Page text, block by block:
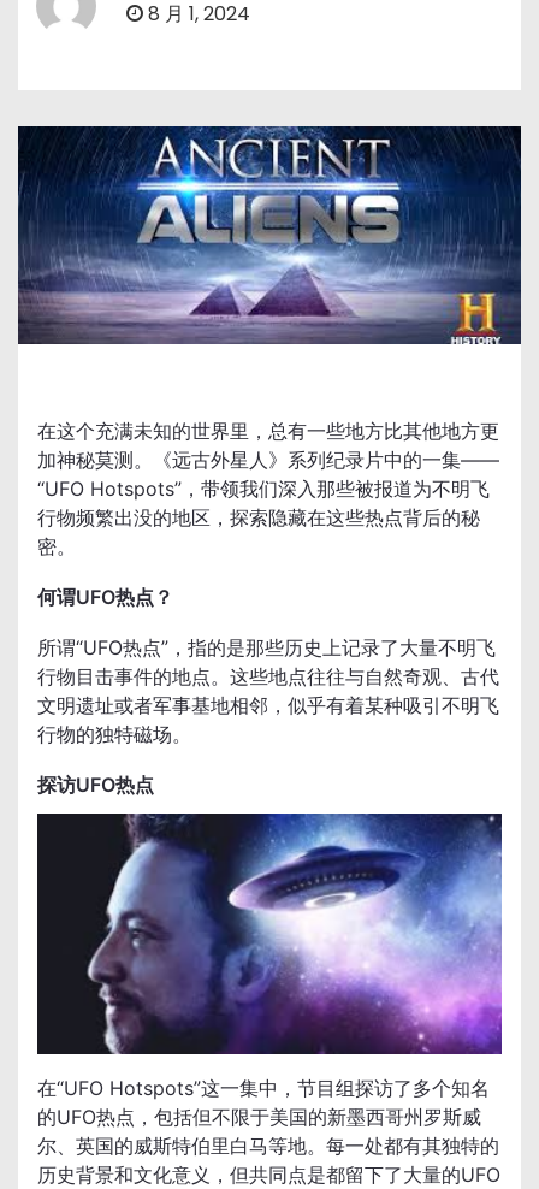
8 月 1, 2024
在这个充满未知的世界里，总有一些地方比其他地方更
加神秘莫测。《远古外星人》系列纪录片中的一集——
“UFO Hotspots”，带领我们深入那些被报道为不明飞
行物频繁出没的地区，探索隐藏在这些热点背后的秘
密。
何谓UFO热点？
所谓“UFO热点”，指的是那些历史上记录了大量不明飞
行物目击事件的地点。这些地点往往与自然奇观、古代
文明遗址或者军事基地相邻，似乎有着某种吸引不明飞
行物的独特磁场。
探访UFO热点
在“UFO Hotspots”这一集中，节目组探访了多个知名
的UFO热点，包括但不限于美国的新墨西哥州罗斯威
尔、英国的威斯特伯里白马等地。每一处都有其独特的
历史背景和文化意义，但共同点是都留下了大量的UFO